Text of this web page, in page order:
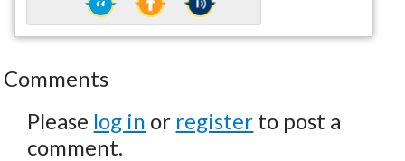
Comments
Please log in or register to post a
comment.